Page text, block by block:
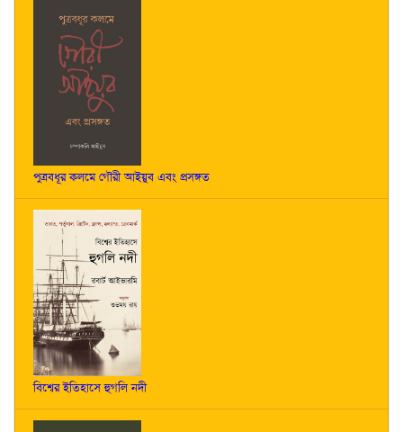
পুত্রবধূর কলমে গৌরী আইয়ুব এবং প্রসঙ্গত
বিশ্বের ইতিহাসে হুগলি নদী